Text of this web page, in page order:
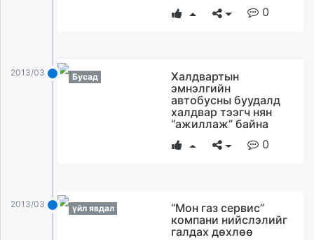
0
2013/03/27 Бусад
Халдвартын
эмнэлгийн
автобусны буудалд
халдвар тээгч нян
“ажиллаж” байна
0
2013/03/27 үйл явдал
“Мон газ сервис”
компани нийслэлийг
галдах дөхлөө